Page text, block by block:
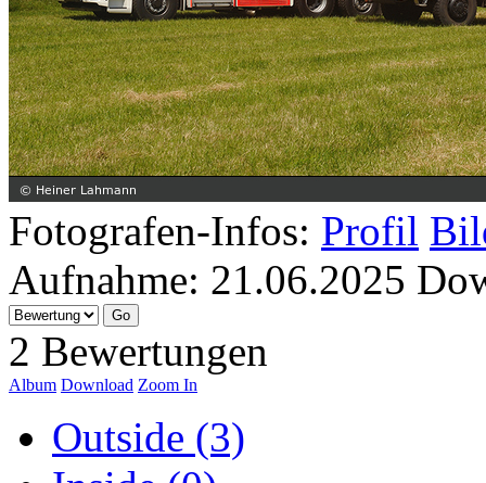
Fotografen-Infos: Profil
Aufnahme: 21.06.2025
2 Bewertungen
Album Download Zoom In
Outside (3)